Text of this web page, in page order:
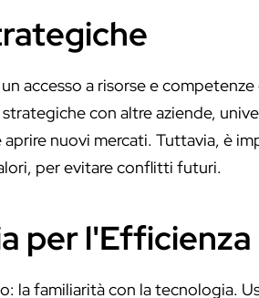
accesso a risorse e
con altre aziende,
nuovi mercati. Tuttavia, è
per evitare conflitti futuri.
per
la familiarità con la tecnologia.